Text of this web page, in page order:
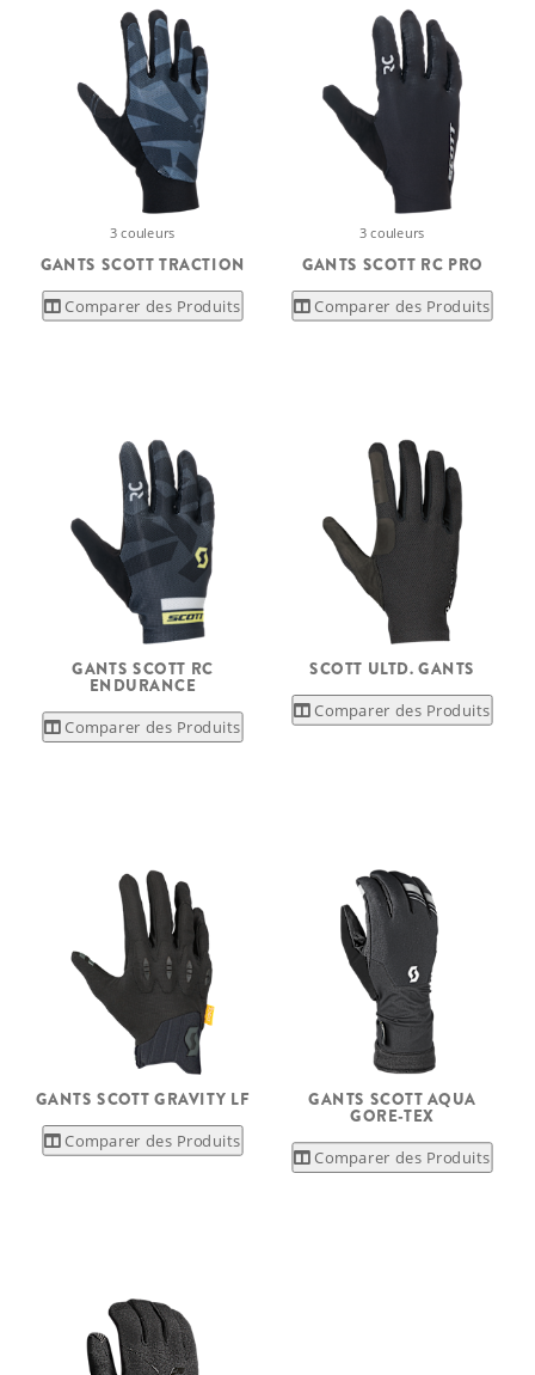
3 couleurs
GANTS SCOTT TRACTION
Comparer des Produits
3 couleurs
GANTS SCOTT RC PRO
Comparer des Produits
GANTS SCOTT RC
ENDURANCE
Comparer des Produits
SCOTT ULTD. GANTS
Comparer des Produits
GANTS SCOTT GRAVITY LF
Comparer des Produits
GANTS SCOTT AQUA
GORE-TEX
Comparer des Produits